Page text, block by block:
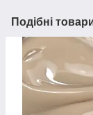
Подібні